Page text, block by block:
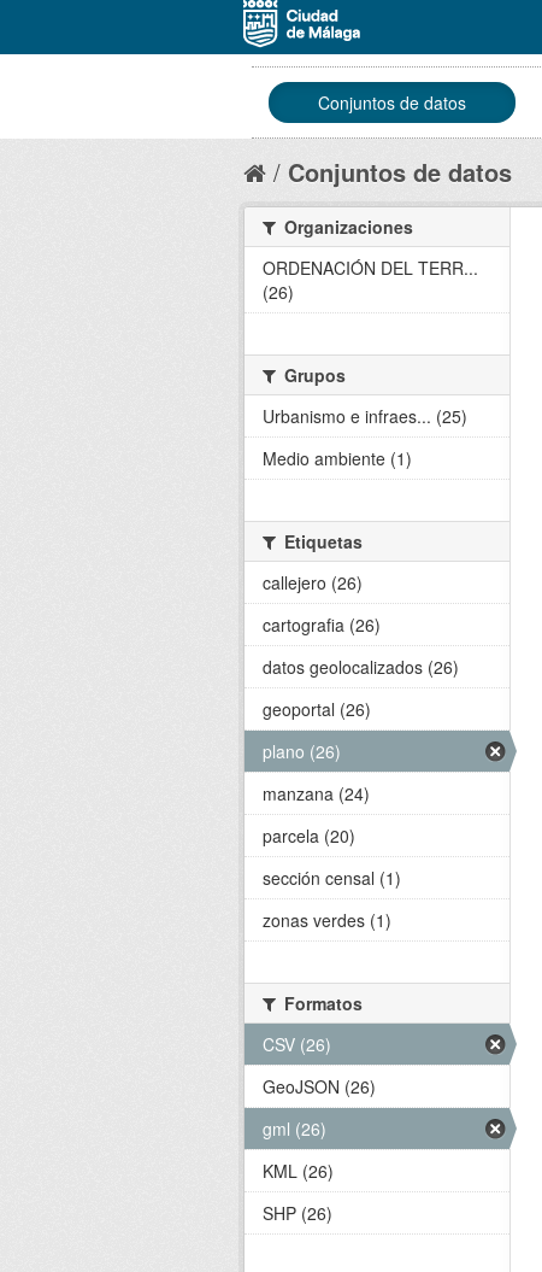
Conjuntos de datos
Conjuntos de datos
Organizaciones
ORDENACIÓN DEL TERR...
(26)
Grupos
Urbanismo e infraes... (25)
Medio ambiente (1)
Etiquetas
callejero (26)
cartografia (26)
datos geolocalizados (26)
geoportal (26)
plano (26)
manzana (24)
parcela (20)
sección censal (1)
zonas verdes (1)
Formatos
CSV (26)
GeoJSON (26)
gml (26)
KML (26)
SHP (26)